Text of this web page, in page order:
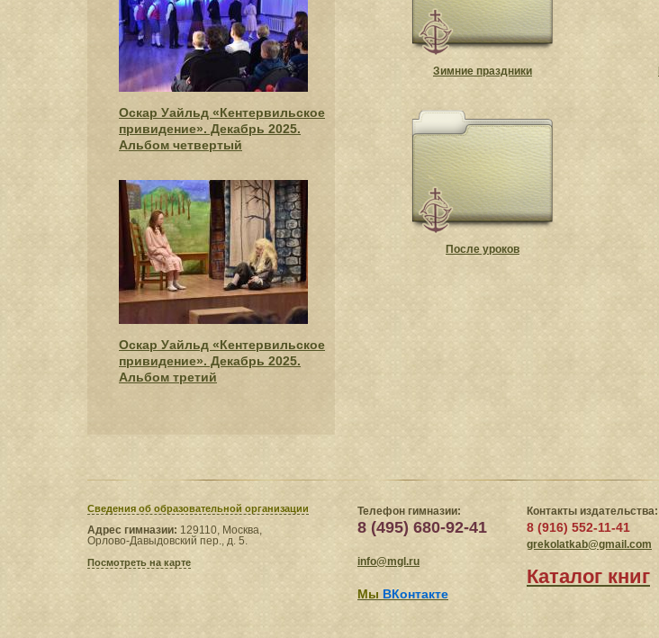
Зимние праздники
После уроков
Оскар Уайльд «Кентервильское
привидение». Декабрь 2025.
Альбом четвертый
Оскар Уайльд «Кентервильское
привидение». Декабрь 2025.
Альбом третий
Сведения​ об образовательной организации
Адрес гимназии: 129110, Москва,
Орлово-Давыдовский пер., д. 5.
Посмотреть на карте
Телефон гимназии:
8 (495) 680-92-41
info@mgl.ru
Мы ВКонтакте
Контакты издательства:
8 (916) 552-11-41
grekolatkab@gmail.com
Каталог книг